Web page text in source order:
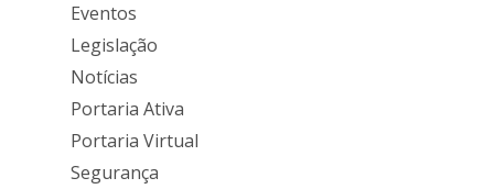
Eventos
Legislação
Notícias
Portaria Ativa
Portaria Virtual
Segurança